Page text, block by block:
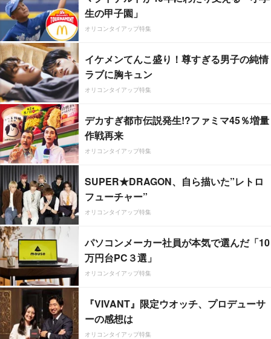
生の甲子園」
オリコンタイアップ特集
イケメンてんこ盛り！尊すぎる男子の純情
ラブに胸キュン
オリコンタイアップ特集
デカすぎ都市伝説発生!?ファミマ45％増量
作戦再来
オリコンタイアップ特集
SUPER★DRAGON、自ら描いた”レトロ
フューチャー”
オリコンタイアップ特集
パソコンメーカー社員が本気で選んだ「10
万円台PC３選」
オリコンタイアップ特集
『VIVANT』限定ウオッチ、プロデューサ
ーの感想は
オリコンタイアップ特集